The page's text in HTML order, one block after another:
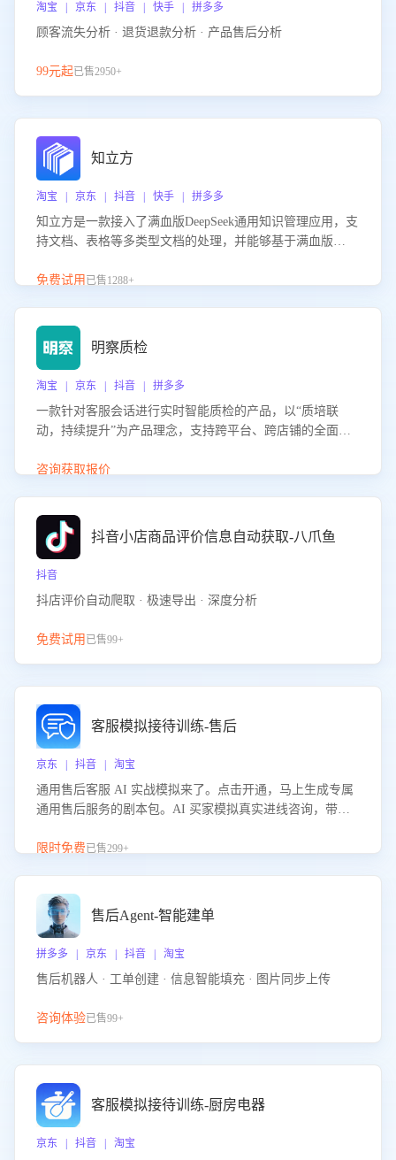
淘宝 | 京东 | 抖音 | 快手 | 拼多多
顾客流失分析 · 退货退款分析 · 产品售后分析
99元起已售2950+
知立方
淘宝 | 京东 | 抖音 | 快手 | 拼多多
知立方是一款接入了满血版DeepSeek通用知识管理应用，支
持文档、表格等多类型文档的处理，并能够基于满血版
识支持，帮助用户高效管理和利用知识资源。通过该产品，
免费试用 已售1288+
明察质检
淘宝 | 京东 | 抖音 | 拼多多
一款针对客服会话进行实时智能质检的产品，以“质培联
动，持续提升”为产品理念，支持跨平台、跨店铺的全面、
升客服团队的销服能力。
咨询获取报价
抖音小店商品评价信息自动获取-八爪鱼
抖音
抖店评价自动爬取 · 极速导出 · 深度分析
免费试用 已售99+
客服模拟接待训练-售后
京东 | 抖音 | 淘宝
通用售后客服 AI 实战模拟来了。点击开通，马上生成专属
通用售后服务的剧本包。AI 买家模拟真实进线咨询，带您
的应对要点，轻松提升服务能力。
限时免费已售299+
售后Agent-智能建单
拼多多 | 京东 | 抖音 | 淘宝
售后机器人 · 工单创建 · 信息智能填充 · 图片同步上传
咨询体验已售99+
客服模拟接待训练-厨房电器
京东 | 抖音 | 淘宝